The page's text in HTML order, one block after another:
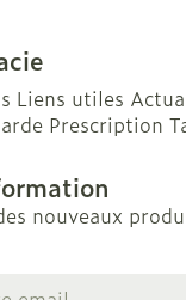
Liens utiles
Prescription
nouveaux